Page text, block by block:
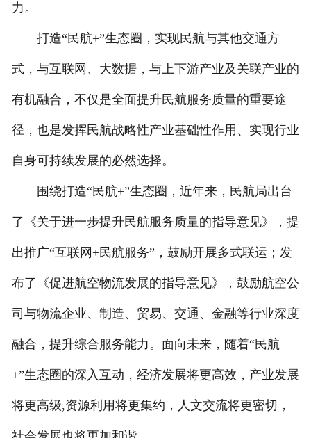
力。
打造“民航+”生态圈，实现民航与其他交通方
式，与互联网、大数据，与上下游产业及关联产业的
有机融合，不仅是全面提升民航服务质量的重要途
径，也是发挥民航战略性产业基础性作用、实现行业
自身可持续发展的必然选择。
围绕打造“民航+”生态圈，近年来，民航局出台
了《关于进一步提升民航服务质量的指导意见》，提
出推广“互联网+民航服务”，鼓励开展多式联运；发
布了《促进航空物流发展的指导意见》，鼓励航空公
司与物流企业、制造、贸易、交通、金融等行业深度
融合，提升综合服务能力。面向未来，随着“民航
+”生态圈的深入互动，经济发展将更高效，产业发展
将更高级,资源利用将更集约，人文交流将更密切，